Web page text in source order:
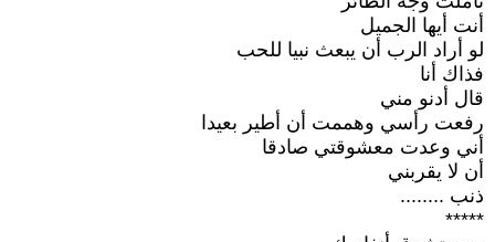
أنت أيها الجميل
لو أراد الرب أن يبعث نبيا للحب
فذاك أنا
قال أدنو مني
رفعت رأسي وهممت أن أطير بعيدا
أني وعدت معشوقتي صادقا
أن لا يقربني
ذنب ........
*****